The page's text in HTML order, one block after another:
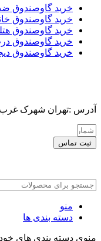
خرید گاوصندوق
خرید گاوصندوق
خرید گاوصندوق
خرید گاوصندوق
خرید گاوصندوق
آدرس :تهران شهرک غرب
ثبت تماس
منو
دسته بندی ها
منوی دسته بندی های